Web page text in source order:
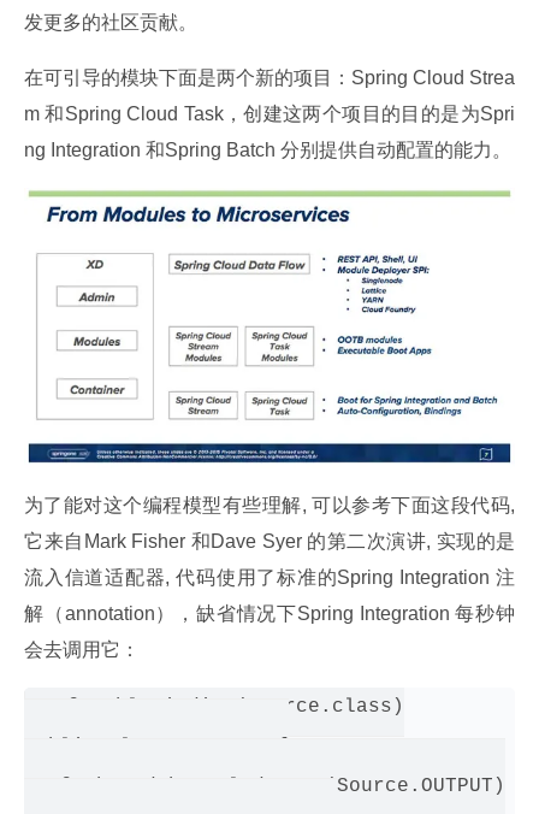
发更多的社区贡献。
在可引导的模块下面是两个新的项目：Spring Cloud Strea
m 和Spring Cloud Task，创建这两个项目的目的是为Spri
ng Integration 和Spring Batch 分别提供自动配置的能力。
为了能对这个编程模型有些理解, 可以参考下面这段代码,
它来自Mark Fisher 和Dave Syer 的第二次演讲, 实现的是
流入信道适配器, 代码使用了标准的Spring Integration 注
解（annotation），缺省情况下Spring Integration 每秒钟
会去调用它：
@EnableBinding(Source.class)
   @InboundChannelAdapter(Source.OUTPUT)